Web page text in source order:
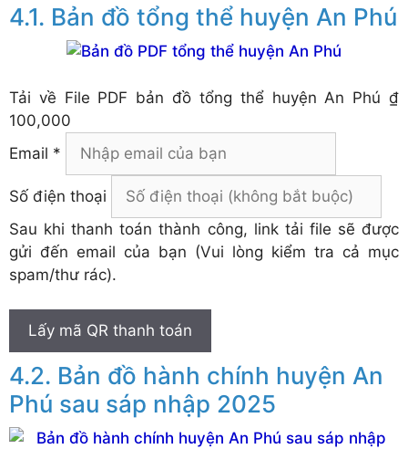
Bản đồ tổng thể huyện An Phú
Tải về File PDF bản đồ tổng thể huyện An Phú ₫
100,000
Email *
Số điện thoại
Sau khi thanh toán thành công, link tải file sẽ được
gửi đến email của bạn (Vui lòng kiểm tra cả mục
spam/thư rác).
Lấy mã QR thanh toán
Bản đồ hành chính huyện An
Phú sau sáp nhập 2025